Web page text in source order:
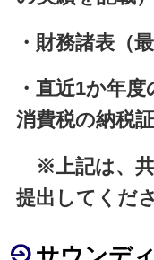
・財務諸表（
・直近1か年
消費税の納税
※上記は、共
提出してくださ